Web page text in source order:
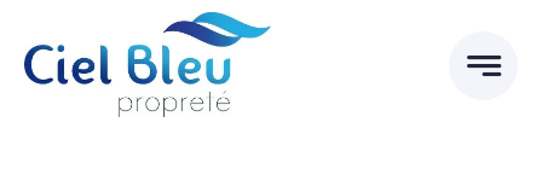
contenu